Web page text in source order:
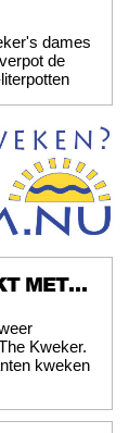
dames
de
MET…
Kweker.
kweken